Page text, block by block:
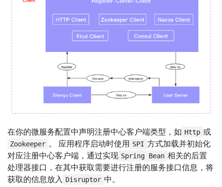
在你的微服务配置中声明注册中心客户端类型，如 Http 或
Zookeeper 。 应用程序启动时使用 SPI 方式加载并初始化
对应注册中心客户端，通过实现 Spring Bean 相关的后置
处理器接口，在其中获取需要进行注册的服务接口信息，将
获取的信息放入 Disruptor 中。